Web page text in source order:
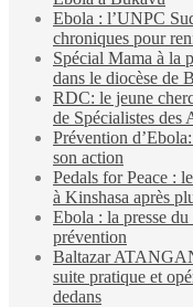
Ebola : l’UNPC
chroniques pour
Spécial Mama à la
dans le diocèse de
RDC: le jeune
de Spécialistes des
Prévention
son action
Pedals for Peace :
à Kinshasa après
Ebola : la presse
prévention
Baltazar
suite pratique et
dedans